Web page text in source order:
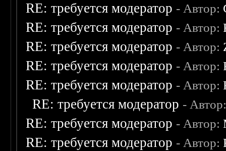
RE: требуется модератор - Автор:
RE: требуется модератор - Автор:
RE: требуется модератор - Автор:
RE: требуется модератор - Автор:
RE: требуется модератор - Автор:
RE: требуется модератор -
RE: требуется модератор - Автор:
RE: требуется модератор - Автор: